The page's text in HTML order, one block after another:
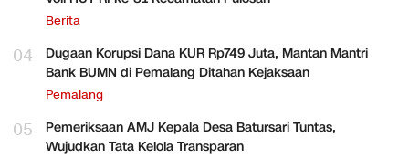
Berita
04
Dugaan Korupsi Dana KUR Rp749 Juta, Mantan Mantri
Bank BUMN di Pemalang Ditahan Kejaksaan
Pemalang
05
Pemeriksaan AMJ Kepala Desa Batursari Tuntas,
Wujudkan Tata Kelola Transparan